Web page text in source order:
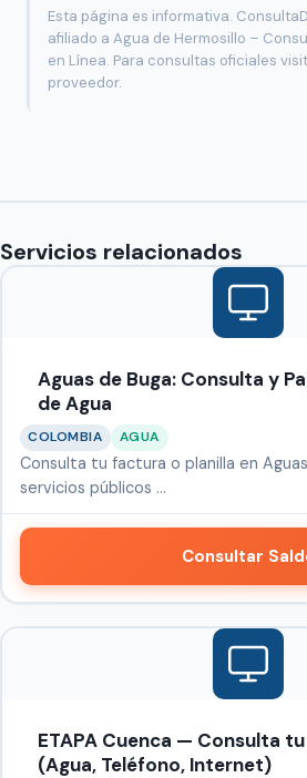
Esta página es informativa.
afiliado a Agua de Hermosillo –
en Línea. Para consultas oficiales
proveedor.
Servicios relacionados
Aguas de Buga: Consulta y
de Agua
COLOMBIA AGUA
Consulta tu factura o planilla en
servicios públicos …
Consultar
ETAPA Cuenca — Consulta tu
(Agua, Teléfono, Internet)